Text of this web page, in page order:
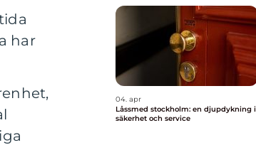
har
04. apr
Låssmed stockholm: en djupdykning i
säkerhet och service